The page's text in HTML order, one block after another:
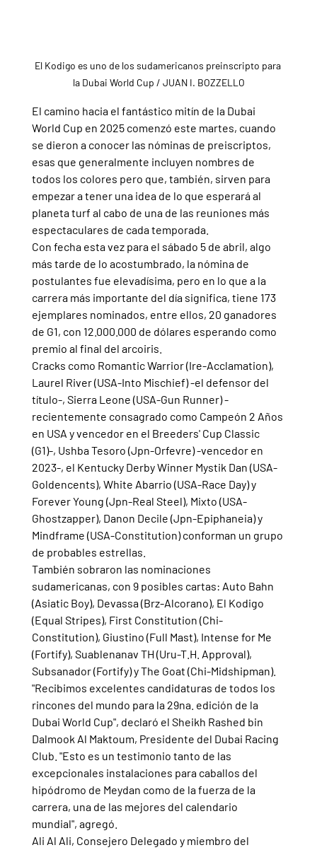
El Kodigo es uno de los sudamericanos preinscripto para
la Dubai World Cup / JUAN I. BOZZELLO
El camino hacia el fantástico mitín de la Dubai
World Cup en 2025 comenzó este martes, cuando
se dieron a conocer las nóminas de preiscriptos,
esas que generalmente incluyen nombres de
todos los colores pero que, también, sirven para
empezar a tener una idea de lo que esperará al
planeta turf al cabo de una de las reuniones más
espectaculares de cada temporada.
Con fecha esta vez para el sábado 5 de abril, algo
más tarde de lo acostumbrado, la nómina de
postulantes fue elevadísima, pero en lo que a la
carrera más importante del día significa, tiene 173
ejemplares nominados, entre ellos, 20 ganadores
de G1, con 12.000.000 de dólares esperando como
premio al final del arcoiris.
Cracks como Romantic Warrior (Ire-Acclamation),
Laurel River (USA-Into Mischief) -el defensor del
título-, Sierra Leone (USA-Gun Runner) -
recientemente consagrado como Campeón 2 Años
en USA y vencedor en el Breeders' Cup Classic
(G1)-, Ushba Tesoro (Jpn-Orfevre) -vencedor en
2023-, el Kentucky Derby Winner Mystik Dan (USA-
Goldencents), White Abarrio (USA-Race Day) y
Forever Young (Jpn-Real Steel), Mixto (USA-
Ghostzapper), Danon Decile (Jpn-Epiphaneia) y
Mindframe (USA-Constitution) conforman un grupo
de probables estrellas.
También sobraron las nominaciones
sudamericanas, con 9 posibles cartas: Auto Bahn
(Asiatic Boy), Devassa (Brz-Alcorano), El Kodigo
(Equal Stripes), First Constitution (Chi-
Constitution), Giustino (Full Mast), Intense for Me
(Fortify), Suablenanav TH (Uru-T.H. Approval),
Subsanador (Fortify) y The Goat (Chi-Midshipman).
"Recibimos excelentes candidaturas de todos los
rincones del mundo para la 29na. edición de la
Dubai World Cup", declaró el Sheikh Rashed bin
Dalmook Al Maktoum, Presidente del Dubai Racing
Club. "Esto es un testimonio tanto de las
excepcionales instalaciones para caballos del
hipódromo de Meydan como de la fuerza de la
carrera, una de las mejores del calendario
mundial", agregó.
Ali Al Ali, Consejero Delegado y miembro del